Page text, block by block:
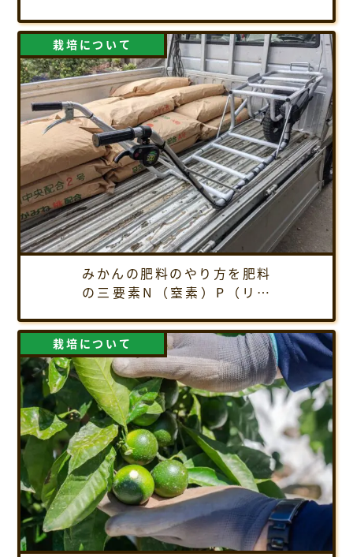
方を解説！
みかんの肥料のやり方を肥料
の三要素N（窒素）P（リン
説します。
栽培について
栽培について